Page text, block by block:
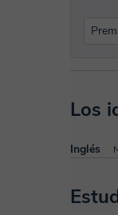
Los
Inglés